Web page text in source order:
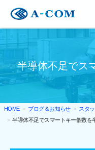
半導体不足でス
HOME ブログ＆お知らせ
スタ
半導体不足でスマートキー個数を